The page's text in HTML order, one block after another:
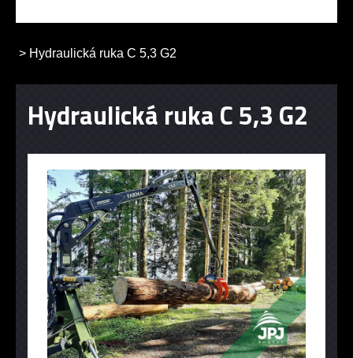
> Hydraulická ruka C 5,3 G2
Hydraulická ruka C 5,3 G2